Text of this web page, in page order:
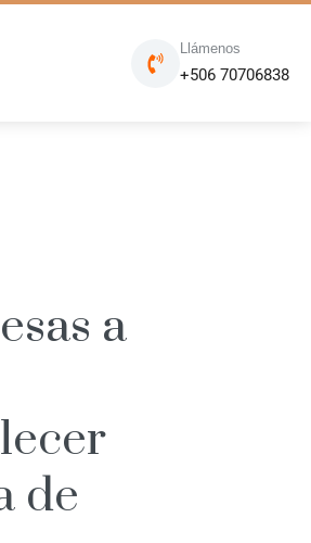
Llámenos
+506 70706838
a
de